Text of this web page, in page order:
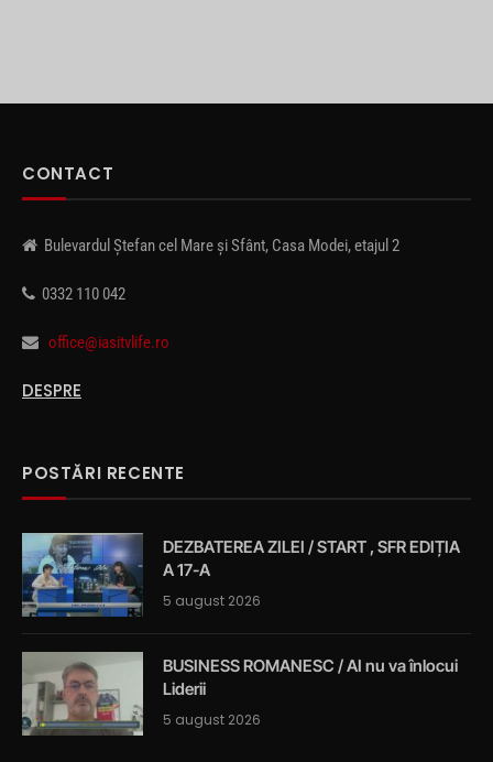
CONTACT
Bulevardul Ștefan cel Mare și Sfânt, Casa Modei, etajul 2
0332 110 042
office@iasitvlife.ro
DESPRE
POSTĂRI RECENTE
DEZBATEREA ZILEI / START , SFR EDIȚIA
A 17-A
5 august 2026
BUSINESS ROMANESC / AI nu va înlocui
Liderii
5 august 2026